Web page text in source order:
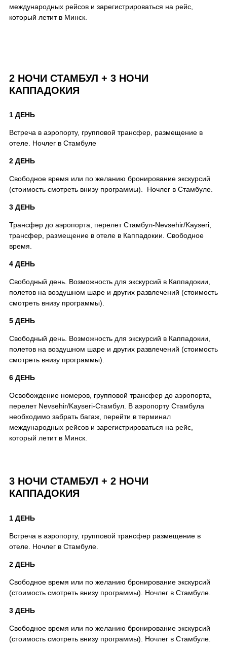
международных рейсов и зарегистрироваться на рейс,
который летит в Минск.
2 НОЧИ СТАМБУЛ + 3 НОЧИ
КАППАДОКИЯ
1 ДЕНЬ
Встреча в аэропорту, групповой трансфер, размещение в
отеле. Ночлег в Стамбуле
2 ДЕНЬ
Свободное время или по желанию бронирование экскурсий
(стоимость смотреть внизу программы). Ночлег в Стамбуле.
3 ДЕНЬ
Трансфер до аэропорта, перелет Стамбул-Nevsehir/Kayseri,
трансфер, размещение в отеле в Каппадокии. Свободное
время.
4 ДЕНЬ
Свободный день. Возможность для экскурсий в Каппадокии,
полетов на воздушном шаре и других развлечений (стоимость
смотреть внизу программы).
5 ДЕНЬ
Свободный день. Возможность для экскурсий в Каппадокии,
полетов на воздушном шаре и других развлечений (стоимость
смотреть внизу программы).
6 ДЕНЬ
Освобождение номеров, групповой трансфер до аэропорта,
перелет Nevsehir/Kayseri-Стамбул. В аэропорту Стамбула
необходимо забрать багаж, перейти в терминал
международных рейсов и зарегистрироваться на рейс,
который летит в Минск.
3 НОЧИ СТАМБУЛ + 2 НОЧИ
КАППАДОКИЯ
1 ДЕНЬ
Встреча в аэропорту, групповой трансфер размещение в
отеле. Ночлег в Стамбуле.
2 ДЕНЬ
Свободное время или по желанию бронирование экскурсий
(стоимость смотреть внизу программы). Ночлег в Стамбуле.
3 ДЕНЬ
Свободное время или по желанию бронирование экскурсий
(стоимость смотреть внизу программы). Ночлег в Стамбуле.